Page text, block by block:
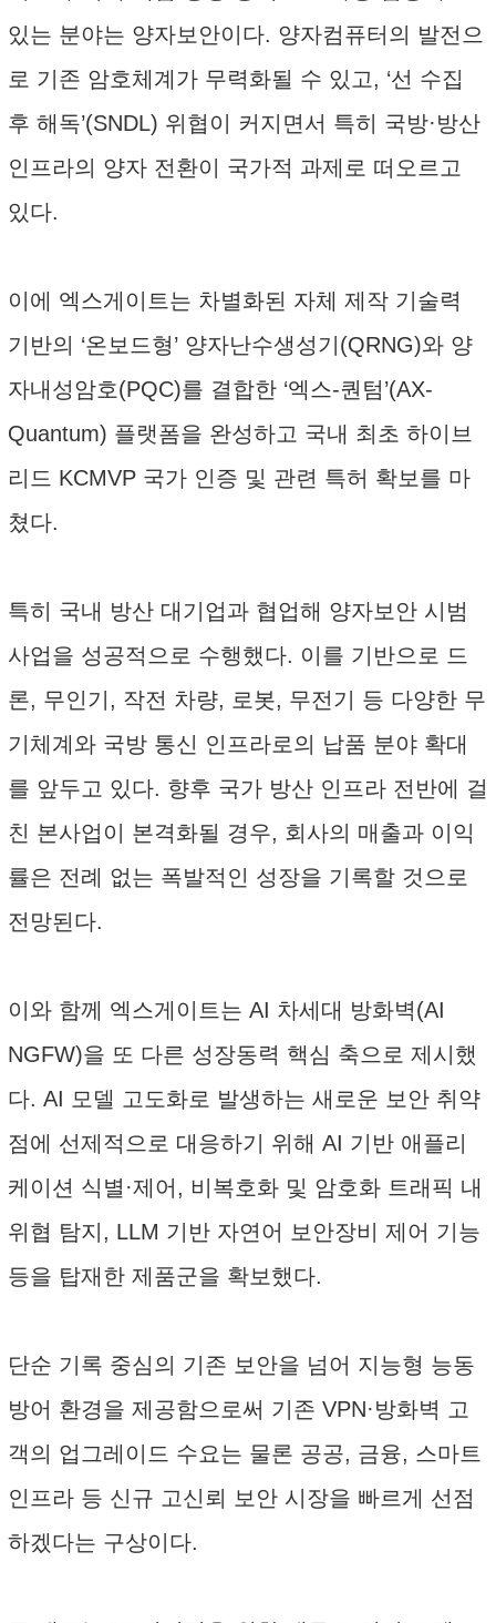
있는 분야는 양자보안이다. 양자컴퓨터의 발전으
로 기존 암호체계가 무력화될 수 있고, ‘선 수집
후 해독’(SNDL) 위협이 커지면서 특히 국방·방산
인프라의 양자 전환이 국가적 과제로 떠오르고
있다.
이에 엑스게이트는 차별화된 자체 제작 기술력
기반의 ‘온보드형’ 양자난수생성기(QRNG)와 양
자내성암호(PQC)를 결합한 ‘엑스-퀀텀’(AX-
Quantum) 플랫폼을 완성하고 국내 최초 하이브
리드 KCMVP 국가 인증 및 관련 특허 확보를 마
쳤다.
특히 국내 방산 대기업과 협업해 양자보안 시범
사업을 성공적으로 수행했다. 이를 기반으로 드
론, 무인기, 작전 차량, 로봇, 무전기 등 다양한 무
기체계와 국방 통신 인프라로의 납품 분야 확대
를 앞두고 있다. 향후 국가 방산 인프라 전반에 걸
친 본사업이 본격화될 경우, 회사의 매출과 이익
률은 전례 없는 폭발적인 성장을 기록할 것으로
전망된다.
이와 함께 엑스게이트는 AI 차세대 방화벽(AI
NGFW)을 또 다른 성장동력 핵심 축으로 제시했
다. AI 모델 고도화로 발생하는 새로운 보안 취약
점에 선제적으로 대응하기 위해 AI 기반 애플리
케이션 식별·제어, 비복호화 및 암호화 트래픽 내
위협 탐지, LLM 기반 자연어 보안장비 제어 기능
등을 탑재한 제품군을 확보했다.
단순 기록 중심의 기존 보안을 넘어 지능형 능동
방어 환경을 제공함으로써 기존 VPN·방화벽 고
객의 업그레이드 수요는 물론 공공, 금융, 스마트
인프라 등 신규 고신뢰 보안 시장을 빠르게 선점
하겠다는 구상이다.